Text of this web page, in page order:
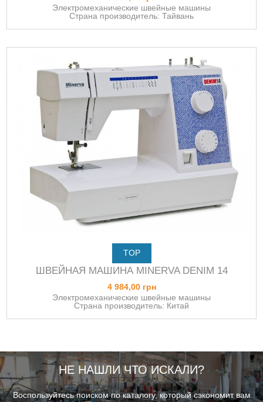
Электромеханические швейные машины
Страна производитель: Тайвань
TOP
ШВЕЙНАЯ МАШИНА MINERVA DENIM 14
4 984,00 грн
Электромеханические швейные машины
Страна производитель: Китай
НЕ НАШЛИ ЧТО ИСКАЛИ?
Воспользуйтесь поиском по каталогу, который сэкономит вам